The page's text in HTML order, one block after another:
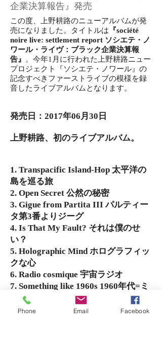
企業決算報告』発売
この度、上野耕路のニューアルバムが発
売になりました。タイトルは 『société
noire live: settlement report ソシエテ・ノ
ワール・ライヴ：ブラック企業決算報
告』 。今年1月に行われた上野耕路ニュー
プロジェクト『ソシエテ・ノワール』の
記念すべきファーストライブの模様を録
音したライブアルバムとなります。
発売日：2017年06月30日
上野耕路、初のライブアルバム。
1. Transpacific Island-Hop 太平洋の
島を巡る旅
2. Open Secret 公然の秘密
3. Gigue from Partita III パルティー
タ第3番よりジーグ
4. Is That My Fault? それは僕のせ
い？
5. Holographic Mind ホログラフィッ
クな心
6. Radio cosmique 宇宙ラジオ
7. Something like 1960s 1960年代=ミ
ニ18世紀？
8. Oil Barons and Cattle Dukes 石油
Phone Email Facebook